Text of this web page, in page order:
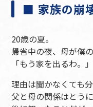
■ 家族の崩
20歳の夏。
帰省中の夜、母が僕
「もう家を出るわ。」
理由は聞かなくても分
父と母の関係はとう